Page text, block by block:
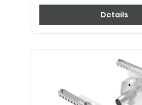
Fa. Alber: E-fix: bis 60kg: 3°; über 60kg: 1° E-
motion: bis 40kg: 9°; bis 60kg:
Details